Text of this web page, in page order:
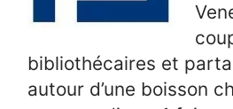
bibliothécaires et
autour d’une boisson